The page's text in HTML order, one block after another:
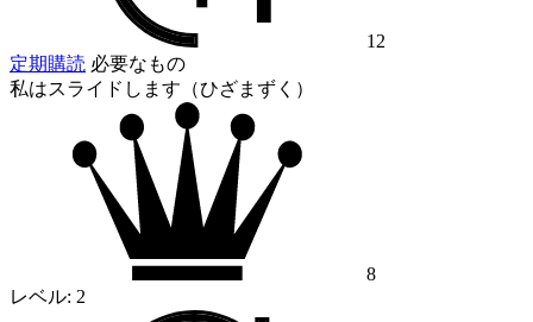
12
定期購読 必要なもの
私はスライドします（ひざまずく）
8
レベル: 2